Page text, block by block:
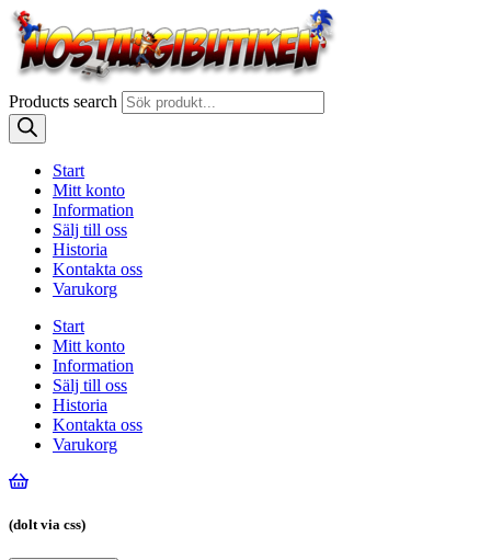
Products search
Start
Mitt konto
Information
Sälj till oss
Historia
Kontakta oss
Varukorg
Start
Mitt konto
Information
Sälj till oss
Historia
Kontakta oss
Varukorg
(dolt via css)